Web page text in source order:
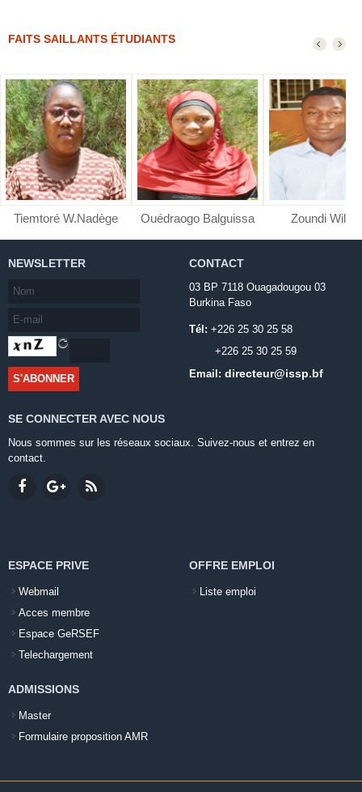
FAITS SAILLANTS ÉTUDIANTS
Tiemtoré W.Nadège Ouédraogo Balguissa Zoundi
NEWSLETTER CONTACT
03 BP 7118 Ouagadougou 03
Burkina Faso
Tél: +226 25 30 25 58
+226 25 30 25 59
Email: directeur@issp.bf
SE CONNECTER AVEC NOUS
Nous sommes sur les réseaux sociaux. Suivez-nous et entrez en
contact.
ESPACE PRIVE
Webmail
Acces membre
Espace GeRSEF
Telechargement
OFFRE EMPLOI
Liste emploi
ADMISSIONS
Master
Formulaire proposition AMR